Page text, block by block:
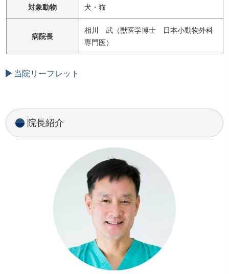
対象動物 犬・猫
病院長
相川 武（獣医学博士 日本小動物外科
専門医）
当院リーフレット
院長紹介